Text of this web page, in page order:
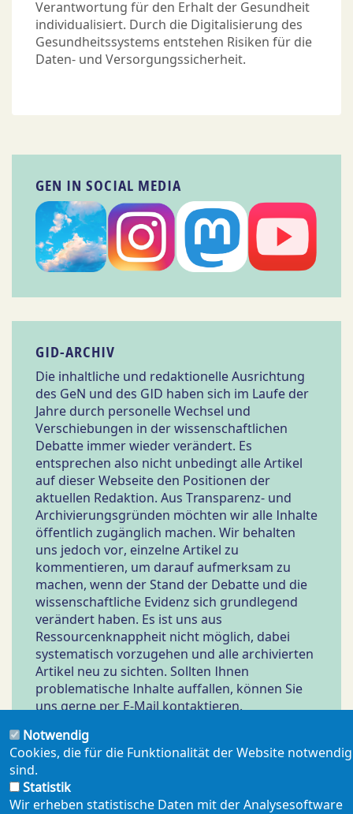
Verantwortung für den Erhalt der Gesundheit
individualisiert. Durch die Digitalisierung des
Gesundheitssystems entstehen Risiken für die
Daten- und Versorgungssicherheit.
GEN IN SOCIAL MEDIA
GID-ARCHIV
Die inhaltliche und redaktionelle Ausrichtung
des GeN und des GID haben sich im Laufe der
Jahre durch personelle Wechsel und
Verschiebungen in der wissenschaftlichen
Debatte immer wieder verändert. Es
entsprechen also nicht unbedingt alle Artikel
auf dieser Webseite den Positionen der
aktuellen Redaktion. Aus Transparenz- und
Archivierungsgründen möchten wir alle Inhalte
öffentlich zugänglich machen. Wir behalten
uns jedoch vor, einzelne Artikel zu
kommentieren, um darauf aufmerksam zu
machen, wenn der Stand der Debatte und die
wissenschaftliche Evidenz sich grundlegend
verändert haben. Es ist uns aus
Ressourcenknappheit nicht möglich, dabei
systematisch vorzugehen und alle archivierten
Artikel neu zu sichten. Sollten Ihnen
problematische Inhalte auffallen, können Sie
uns gerne per E-Mail kontaktieren.
Notwendig
Cookies, die für die Funktionalität der Website notwendig
sind.
Statistik
Wir erheben statistische Daten mit der Analysesoftware